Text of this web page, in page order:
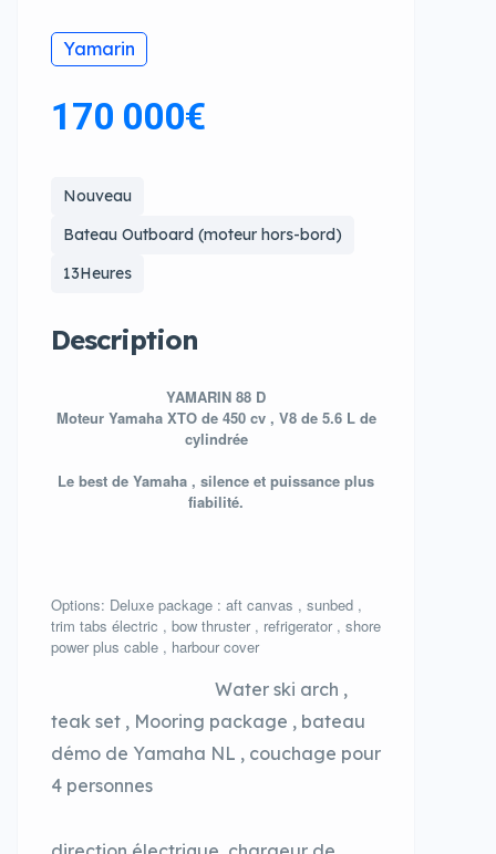
Yamarin
170 000€
Nouveau
Bateau Outboard (moteur hors-bord)
13Heures
Description
YAMARIN 88 D
Moteur Yamaha XTO de 450 cv , V8 de 5.6 L de
cylindrée
Le best de Yamaha , silence et puissance plus
fiabilité.
Options: Deluxe package : aft canvas , sunbed ,
trim tabs électric , bow thruster , refrigerator , shore
power plus cable , harbour cover
Water ski arch ,
teak set , Mooring package , bateau
démo de Yamaha NL , couchage pour
4 personnes